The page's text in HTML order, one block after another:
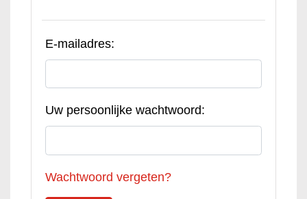
E-mailadres:
Uw persoonlijke wachtwoord:
Wachtwoord vergeten?